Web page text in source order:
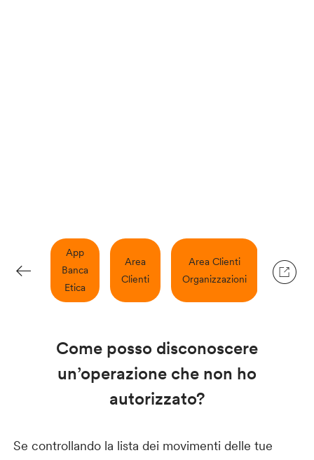
App
Banca
Etica
Area
Clienti
Area Clienti
Organizzazioni
Di
Credito
Come posso disconoscere
un’operazione che non ho
autorizzato?
Se controllando la lista dei movimenti delle tue